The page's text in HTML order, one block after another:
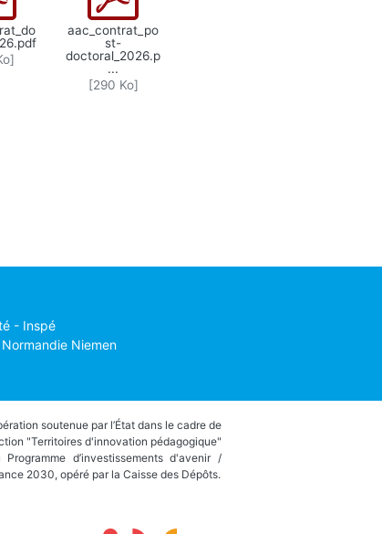
aac_contrat_po
st-
doctoral_2026.p
...
[290 Ko]
- Inspé
Niemen
soutenue par l’État dans le cadre de
"Territoires d'innovation pédagogique"
Programme d’investissements d'avenir /
2030, opéré par la Caisse des Dépôts.